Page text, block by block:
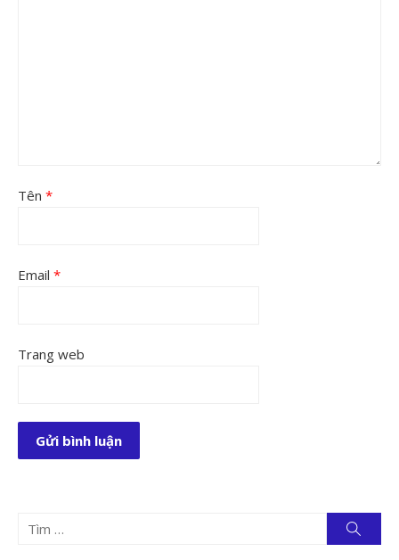
Tên *
Email *
Trang web
Tìm
kiếm